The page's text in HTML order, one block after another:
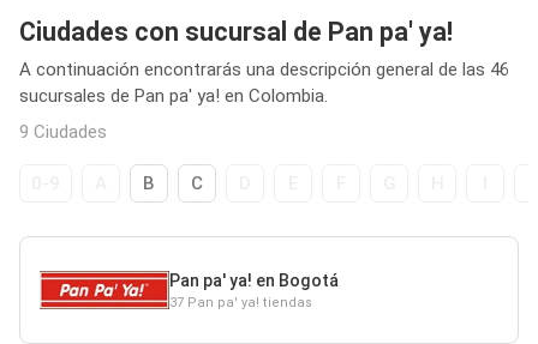
Ciudades con sucursal de Pan pa' ya!
A continuación encontrarás una descripción general de las 46
sucursales de Pan pa' ya! en Colombia.
9 Ciudades
B C
Pan pa' ya! en Bogotá
37 Pan pa' ya! tiendas